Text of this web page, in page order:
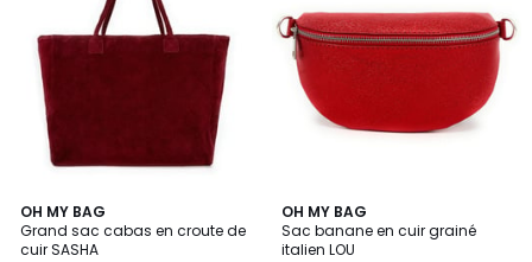
OH MY BAG
Grand sac cabas en croute de
cuir SASHA
1,5
/
5
5
Couleurs
OH MY BAG
Sac banane en cuir grainé
italien LOU
4,6
/ 5
18
Couleurs